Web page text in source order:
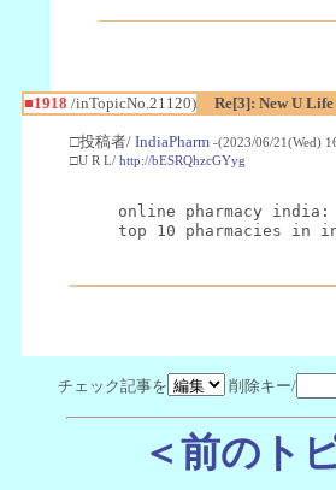
■1918 /inTopicNo.21120) Re[3]: New U
□投稿者/ IndiaPharm -(2023/06/21(Wed)
□U R L/ http://bESRQhzcGYyg
online pharmacy
top 10 pharmacies in
チェック記事を 削除キー/
＜前のト